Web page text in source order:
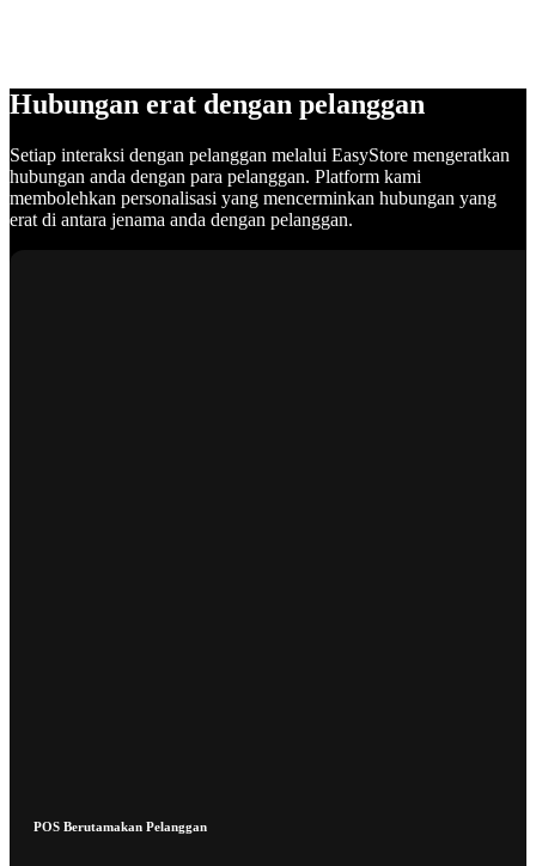
Hubungan erat dengan pelanggan
Setiap interaksi dengan pelanggan melalui EasyStore mengeratkan
hubungan anda dengan para pelanggan. Platform kami
membolehkan personalisasi yang mencerminkan hubungan yang
erat di antara jenama anda dengan pelanggan.
POS Berutamakan Pelanggan